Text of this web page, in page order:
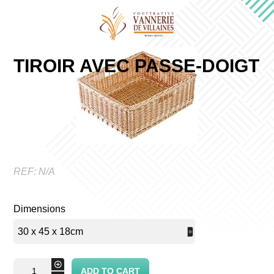
TIROIR AVEC PASSE-DOIGT
REF: N/A
Dimensions
+
ADD TO CART